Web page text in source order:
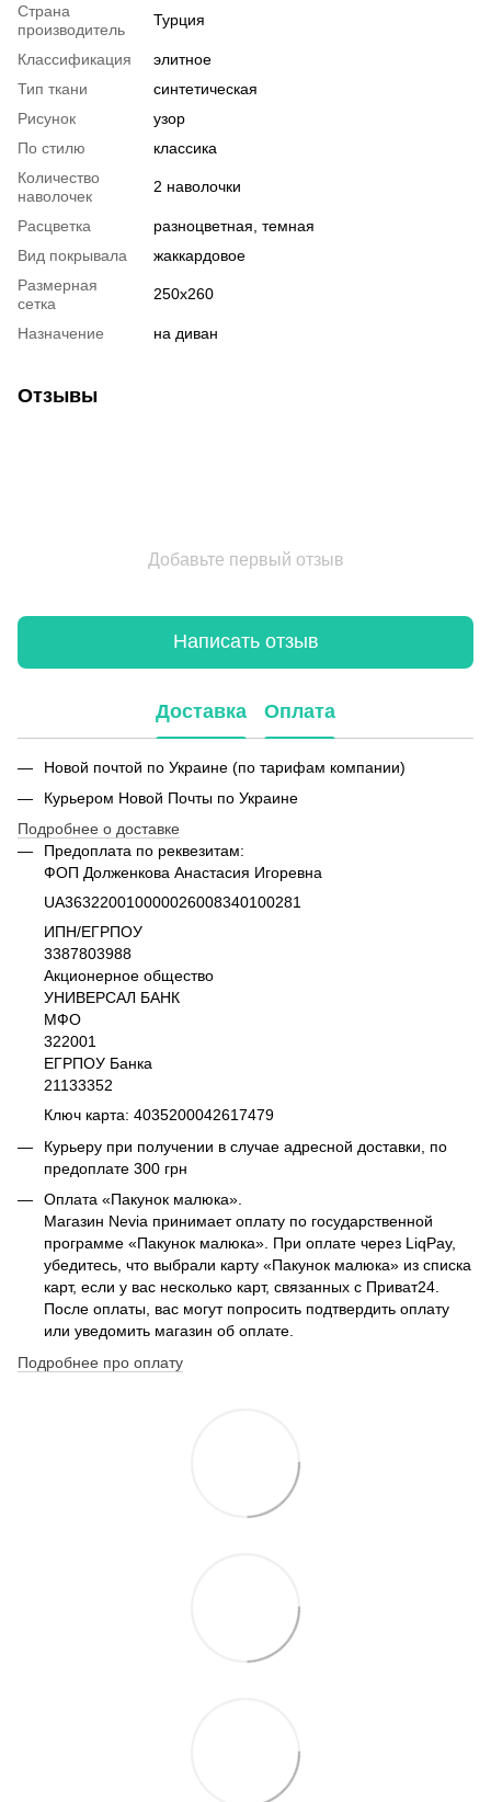
Страна
производитель
Турция
Классификация
элитное
Тип ткани
синтетическая
Рисунок
узор
По стилю
классика
Количество
наволочек
2 наволочки
Расцветка
разноцветная, темная
Вид покрывала
жаккардовое
Размерная
сетка
250x260
Назначение на диван
Отзывы
Добавьте первый отзыв
Написать отзыв
Доставка Оплата
Новой почтой по Украине (по тарифам компании)
Курьером Новой Почты по Украине
Подробнее о доставке
Предоплата по реквезитам:
ФОП Долженкова Анастасия Игоревна
UA363220010000026008340100281
ИПН/ЕГРПОУ
3387803988
Акционерное общество
УНИВЕРСАЛ БАНК
МФО
322001
ЕГРПОУ Банка
21133352
Ключ карта: 4035200042617479
Курьеру при получении в случае адресной доставки, по
предоплате 300 грн
Оплата «Пакунок малюка».
Магазин Nevia принимает оплату по государственной
программе «Пакунок малюка». При оплате через LiqPay,
убедитесь, что выбрали карту «Пакунок малюка» из списка
карт, если у вас несколько карт, связанных с Приват24.
После оплаты, вас могут попросить подтвердить оплату
или уведомить магазин об оплате.
Подробнее про оплату